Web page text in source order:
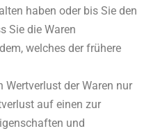
haben oder bis Sie den
Sie die Waren
welches der frühere
der Waren nur
auf einen zur
und